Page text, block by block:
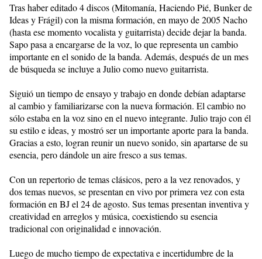
Tras haber editado 4 discos (Mitomanía, Haciendo Pié, Bunker de
Ideas y Frágil) con la misma formación, en mayo de 2005 Nacho
(hasta ese momento vocalista y guitarrista) decide dejar la banda.
Sapo pasa a encargarse de la voz, lo que representa un cambio
importante en el sonido de la banda. Además, después de un mes
de búsqueda se incluye a Julio como nuevo guitarrista.
Siguió un tiempo de ensayo y trabajo en donde debían adaptarse
al cambio y familiarizarse con la nueva formación. El cambio no
sólo estaba en la voz sino en el nuevo integrante. Julio trajo con él
su estilo e ideas, y mostró ser un importante aporte para la banda.
Gracias a esto, logran reunir un nuevo sonido, sin apartarse de su
esencia, pero dándole un aire fresco a sus temas.
Con un repertorio de temas clásicos, pero a la vez renovados, y
dos temas nuevos, se presentan en vivo por primera vez con esta
formación en BJ el 24 de agosto. Sus temas presentan inventiva y
creatividad en arreglos y música, coexistiendo su esencia
tradicional con originalidad e innovación.
Luego de mucho tiempo de expectativa e incertidumbre de la